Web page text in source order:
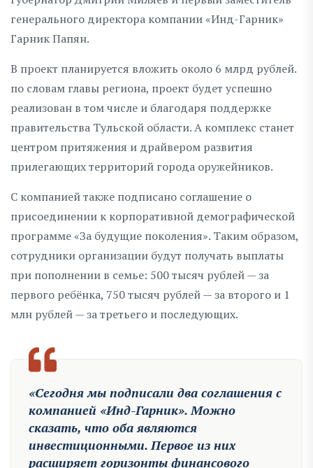
генерального директора компании «Инд-Гарник»
Гарник Папян.
В проект планируется вложить около 6 млрд рублей.
по словам главы региона, проект будет успешно
реализован в том числе и благодаря поддержке
правительства Тульской области. А комплекс станет
центром притяжения и драйвером развития
прилегающих территорий города оружейников.
С компанией также подписано соглашение о
присоединении к корпоративной демографической
программе «За будущие поколения». Таким образом,
сотрудники организации будут получать выплаты
при пополнении в семье: 500 тысяч рублей — за
первого ребёнка, 750 тысяч рублей — за второго и 1
млн рублей — за третьего и последующих.
«Сегодня мы подписали два соглашения с
компанией «Инд-Гарник». Можно
сказать, что оба являются
инвестиционными. Первое из них
расширяет горизонты финансового